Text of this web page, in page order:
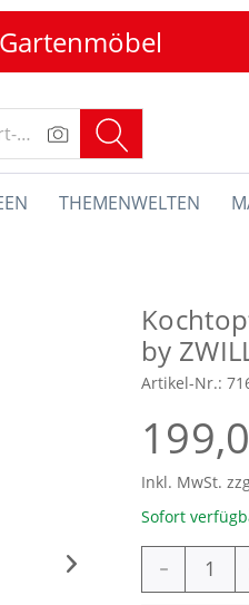
THEMENWELTEN
by
Artikel-Nr.:
Inkl. MwSt.
Sofort
-